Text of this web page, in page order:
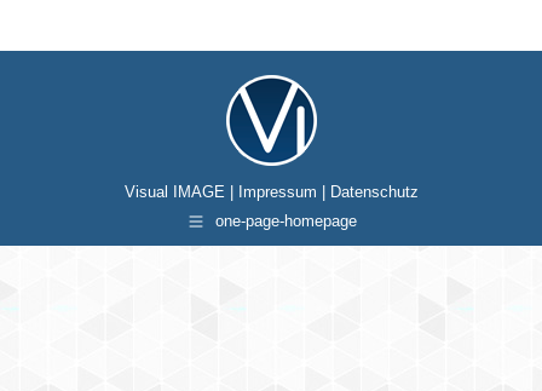
Visual IMAGE | Impressum
Datenschutz
one-page-homepage